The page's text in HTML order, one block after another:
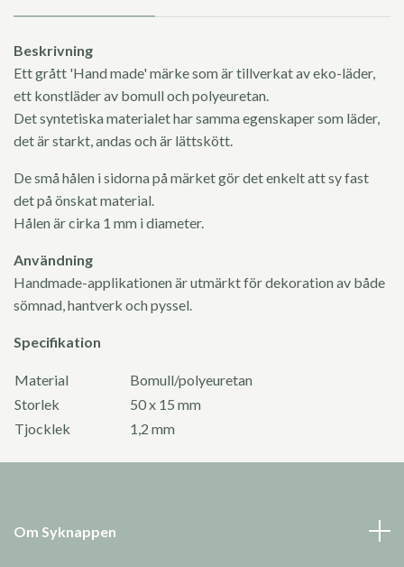
Beskrivning
Ett grått 'Hand made' märke som är tillverkat av eko-läder,
ett konstläder av bomull och polyeuretan.
Det syntetiska materialet har samma egenskaper som läder,
det är starkt, andas och är lättskött.
De små hålen i sidorna på märket gör det enkelt att sy fast
det på önskat material.
Hålen är cirka 1 mm i diameter.
Användning
Handmade-applikationen är utmärkt för dekoration av både
sömnad, hantverk och pyssel.
Specifikation
Material
Bomull/polyeuretan
Storlek
50 x 15 mm
Tjocklek
1,2 mm
Om Syknappen